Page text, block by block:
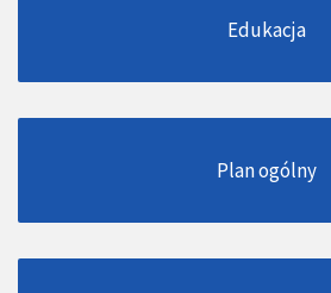
Edukacja
Plan ogólny